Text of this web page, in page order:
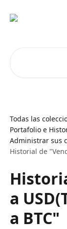
Todas las
Portafolio e
Administrar sus
Historial de
a
a BTC"